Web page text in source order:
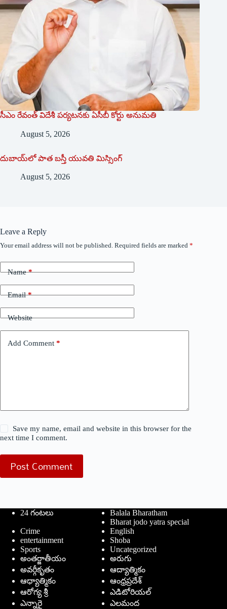
సీఎం రేవంత్ విదేశీ పర్యటనకు ఏసీబీ కోర్టు అనుమతి
August 5, 2026
దుబాయ్‌లో పాత బ‌స్తీ యువతి మిస్సింగ్
August 5, 2026
Leave a Reply
Your email address will not be published. Required fields are marked *
Name*
Email*
Website
Add Comment *
Save my name, email and website in this browser for the
next time I comment.
Post Comment
24 గంటలు
Balala Bharatham
Bharat jodo yatra special
Crime
English
entertainment
Shoba
Sports
Uncategorized
అంతర్జాతీయం
అరుగు
అవర్గీకృతం
ఆద్యాత్మికం
ఆధ్యాత్మికం
ఆంధ్రప్రదేశ్
ఆరోగ్య శ్రీ
ఎడిటోరియల్
ఎన్నారై
ఎలమంద